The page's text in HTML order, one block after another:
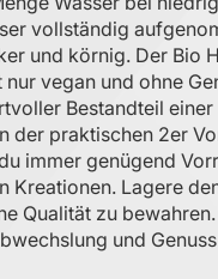
vollständig
und körnig. Der Bio
nur vegan und ohne
Bestandteil
der praktischen 2er
immer genügend
Kreationen. Lagere
Qualität zu
und